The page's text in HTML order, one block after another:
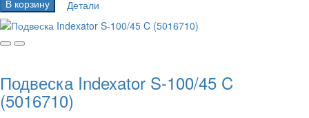
В корзину
Детали
Подвеска Indexator S-100/45 C
(5016710)